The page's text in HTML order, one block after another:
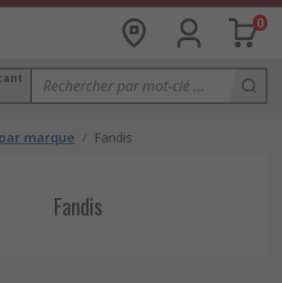
0
marque / Fandis
Fandis